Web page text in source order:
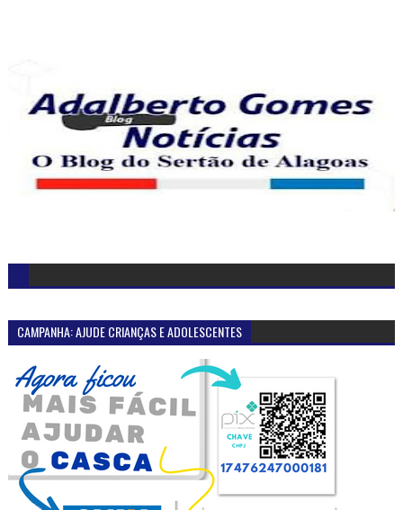
CAMPANHA: AJUDE CRIANÇAS E ADOLESCENTES